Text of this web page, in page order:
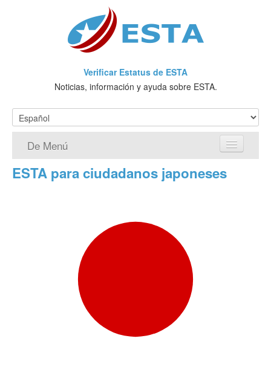
Verificar Estatus de ESTA
Noticias, información y ayuda sobre ESTA.
De Menú
Página de inicio
Verificar ESTA
ESTA Información
ESTA para ciudadanos japoneses